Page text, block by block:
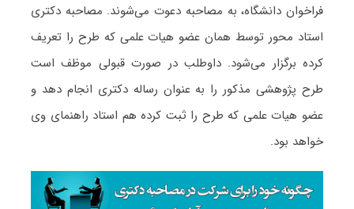
فراخوان دانشگاه، به مصاحبه دعوت می‌شوند. مصاحبه دکتری
استاد محور توسط همان عضو هیات علمی که طرح را تعریف
کرده برگزار می‌شود. داوطلب در صورت قبولی موظف است
طرح پژوهشی مذکور را به عنوان رساله دکتری انجام دهد و
عضو هیات علمی که طرح را ثبت کرده هم استاد راهنمای وی
خواهد بود.